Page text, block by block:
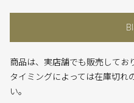
商品は、実店舗でも販売してお
タイミングによっては在庫切れ
い。